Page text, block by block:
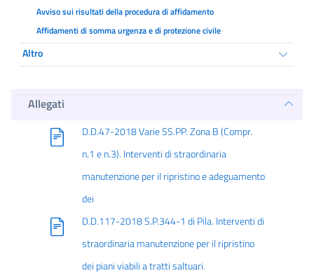
Avviso sui risultati della procedura di affidamento
Affidamenti di somma urgenza e di protezione civile
Altro
Allegati
D.D.47-2018 Varie SS.PP. Zona B (Compr.
n.1 e n.3). Interventi di straordinaria
manutenzione per il ripristino e adeguamento
dei
D.D.117-2018 S.P.344-1 di Pila. Interventi di
straordinaria manutenzione per il ripristino
dei piani viabili a tratti saltuari.